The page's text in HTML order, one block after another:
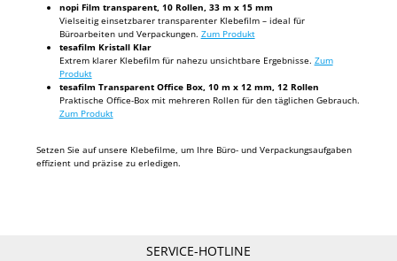
nopi Film transparent, 10 Rollen, 33 m x 15 mm
Vielseitig einsetzbarer transparenter Klebefilm – ideal für
Büroarbeiten und Verpackungen. Zum Produkt
tesafilm Kristall Klar
Extrem klarer Klebefilm für nahezu unsichtbare Ergebnisse. Zum
Produkt
tesafilm Transparent Office Box, 10 m x 12 mm, 12 Rollen
Praktische Office-Box mit mehreren Rollen für den täglichen Gebrauch.
Zum Produkt
Setzen Sie auf unsere Klebefilme, um Ihre Büro- und Verpackungsaufgaben
effizient und präzise zu erledigen.
SERVICE-HOTLINE